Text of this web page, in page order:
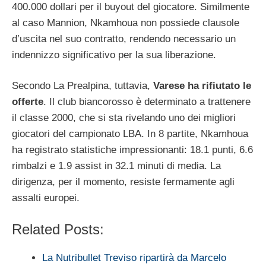
400.000 dollari per il buyout del giocatore. Similmente
al caso Mannion, Nkamhoua non possiede clausole
d’uscita nel suo contratto, rendendo necessario un
indennizzo significativo per la sua liberazione.
Secondo La Prealpina, tuttavia, Varese ha rifiutato le
offerte. Il club biancorosso è determinato a trattenere
il classe 2000, che si sta rivelando uno dei migliori
giocatori del campionato LBA. In 8 partite, Nkamhoua
ha registrato statistiche impressionanti: 18.1 punti, 6.6
rimbalzi e 1.9 assist in 32.1 minuti di media. La
dirigenza, per il momento, resiste fermamente agli
assalti europei.
Related Posts:
La Nutribullet Treviso ripartirà da Marcelo